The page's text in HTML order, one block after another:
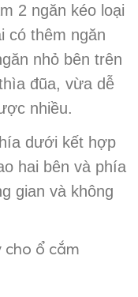
2 ngăn kéo loại
có thêm ngăn
nhỏ bên trên
đũa, vừa dễ
nhiều.
dưới kết hợp
hai bên và phía
gian và không
ổ cắm